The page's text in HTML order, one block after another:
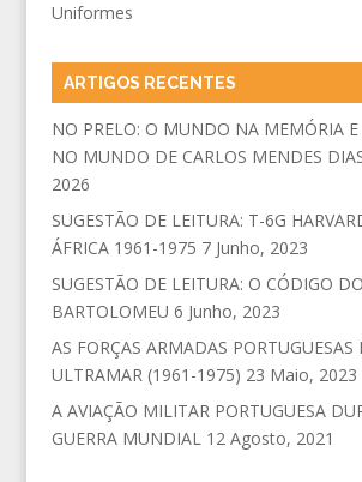
Uniformes
ARTIGOS RECENTES
NO PRELO: O MUNDO NA MEMÓRIA
NO MUNDO DE CARLOS MENDES
2026
SUGESTÃO DE LEITURA: T-6G
ÁFRICA 1961-1975 7 Junho, 2023
SUGESTÃO DE LEITURA: O CÓDIGO
BARTOLOMEU 6 Junho, 2023
AS FORÇAS ARMADAS PORTUGUESAS
ULTRAMAR (1961-1975) 23 Maio, 2023
A AVIAÇÃO MILITAR PORTUGUESA
GUERRA MUNDIAL 12 Agosto, 2021